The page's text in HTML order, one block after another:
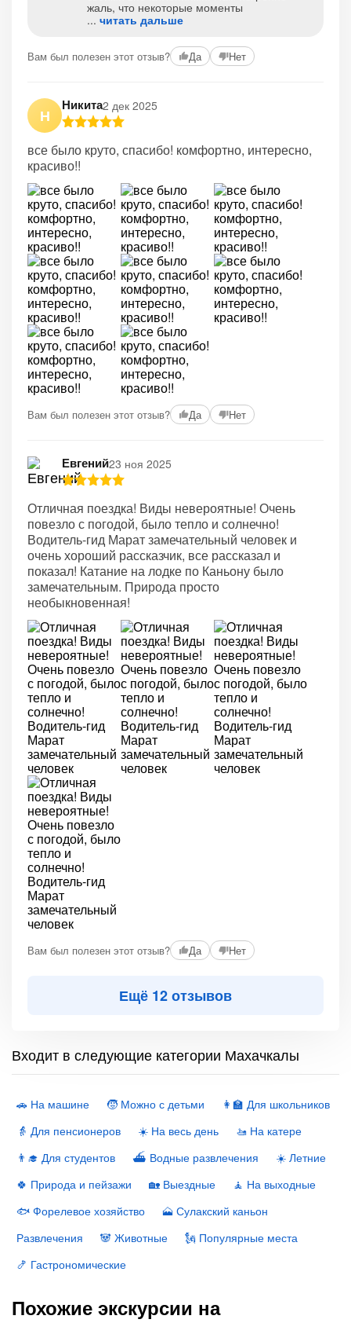
жаль, что некоторые моменты
читать дальше
Вам был полезен этот отзыв? Да Нет
Н
Никита2 дек 2025
все было круто, спасибо! комфортно, интересно,
красиво!!
Вам был полезен этот отзыв? Да Нет
Евгений23 ноя 2025
Отличная поездка! Виды невероятные! Очень
повезло с погодой, было тепло и солнечно!
Водитель-гид Марат замечательный человек и
очень хороший рассказчик, все рассказал и
показал! Катание на лодке по Каньону было
замечательным. Природа просто
необыкновенная!
Вам был полезен этот отзыв? Да Нет
Ещё 12 отзывов
Входит в следующие категории Махачкалы
🚗 На машине 🧒 Можно с детьми
👩‍🏫 Для школьников
👵 Для пенсионеров
☀️ На весь день
🚤 На катере
👨‍🎓 Для студентов
⛴ Водные развлечения
☀️ Летние
🍀 Природа и пейзажи
🏡 Выездные
🧘 На выходные
🐟 Форелевое хозяйство
🗻 Сулакский каньон
Развлечения
🐼 Животные
🗽 Популярные места
🍤 Гастрономические
Похожие экскурсии на